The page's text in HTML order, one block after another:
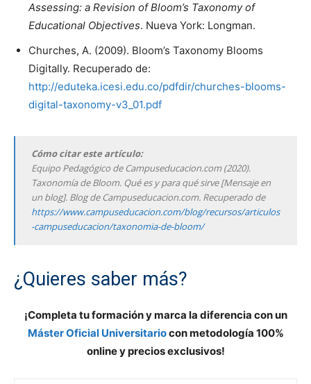
Assessing: a Revision of Bloom’s Taxonomy of
Educational Objectives. Nueva York: Longman.
Churches, A. (2009). Bloom’s Taxonomy Blooms
Digitally. Recuperado de:
http://eduteka.icesi.edu.co/pdfdir/churches-blooms-
digital-taxonomy-v3_01.pdf
Cómo citar este artículo:
Equipo Pedagógico de Campuseducacion.com (2020).
Taxonomía de Bloom. Qué es y para qué sirve [Mensaje en
un blog]. Blog de Campuseducacion.com. Recuperado de
https://www.campuseducacion.com/blog/recursos/articulos
-campuseducacion/taxonomia-de-bloom/
¿Quieres saber más?
¡Completa tu formación y marca la diferencia con un
Máster Oficial Universitariocon metodología 100%
online y precios exclusivos!